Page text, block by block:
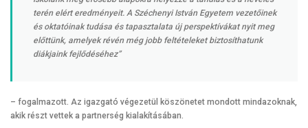
terén elért eredményeit. A Széchenyi István Egyetem vezetőinek
és oktatóinak tudása és tapasztalata új perspektívákat nyit meg
előttünk, amelyek révén még jobb feltételeket biztosíthatunk
diákjaink fejlődéséhez”
– fogalmazott. Az igazgató végezetül köszönetet mondott mindazoknak,
akik részt vettek a partnerség kialakításában.